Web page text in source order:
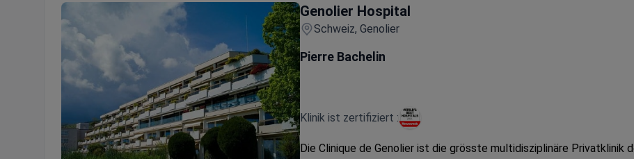
Genolier Hospital
Schweiz, Genolier
Pierre Bachelin
Klinik ist zertifiziert :
Die Clinique de Genolier ist die grösste multidisziplinäre Privatklinik